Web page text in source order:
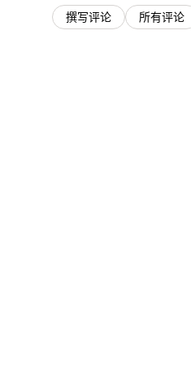
撰写评论 所有评论